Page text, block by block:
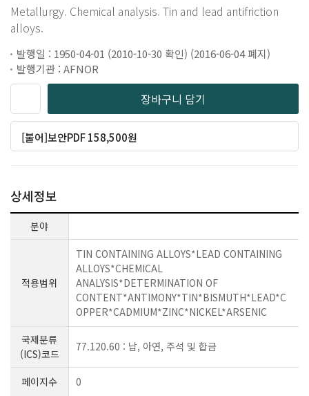
Metallurgy. Chemical analysis. Tin and lead antifriction
alloys.
발행일 : 1950-04-01 (2010-10-30 확인) (2016-06-04 폐지)
발행기관 : AFNOR
장바구니 담기
[불어]보안PDF 158,500원
상세정보
분야
적용범위
TIN CONTAINING ALLOYS*LEAD CONTAINING
ALLOYS*CHEMICAL
ANALYSIS*DETERMINATION OF
CONTENT*ANTIMONY*TIN*BISMUTH*LEAD*C
OPPER*CADMIUM*ZINC*NICKEL*ARSENIC
국제분류
(ICS)코드
77.120.60 : 납, 아연, 주석 및 합금
페이지수
0